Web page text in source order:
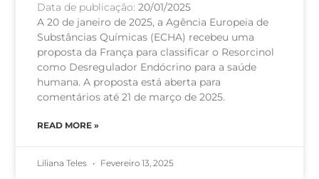
Data de publicação:20/01/2025
A 20 de janeiro de 2025, a Agência Europeia de
Substâncias Químicas (ECHA) recebeu uma
proposta da França para classificar o Resorcinol
como Desregulador Endócrino para a saúde
humana. A proposta está aberta para
comentários até 21 de março de 2025.
READ MORE »
Liliana Teles Fevereiro 13, 2025